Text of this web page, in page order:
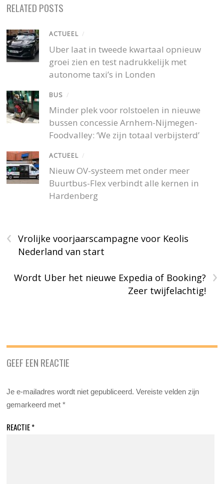
RELATED POSTS
ACTUEEL /
Uber laat in tweede kwartaal opnieuw
groei zien en test nadrukkelijk met
autonome taxi’s in Londen
BUS /
Minder plek voor rolstoelen in nieuwe
bussen concessie Arnhem-Nijmegen-
Foodvalley: ‘We zijn totaal verbijsterd’
ACTUEEL /
Nieuw OV-systeem met onder meer
Buurtbus-Flex verbindt alle kernen in
Hardenberg
‹
Vrolijke voorjaarscampagne voor Keolis
Nederland van start
›
Wordt Uber het nieuwe Expedia of Booking?
Zeer twijfelachtig!
GEEF EEN REACTIE
Je e-mailadres wordt niet gepubliceerd. Vereiste velden zijn
gemarkeerd met*
REACTIE*